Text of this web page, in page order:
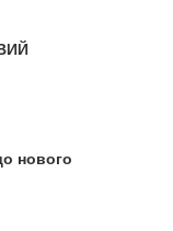
нового